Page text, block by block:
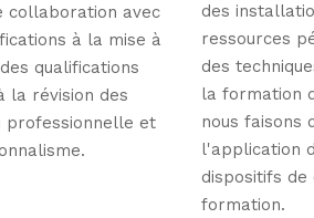
collaboration avec
à la mise à
qualifications
la révision des
professionnelle et
des
ressources
des
la formation
nous faisons
l'application
dispositifs
formation.